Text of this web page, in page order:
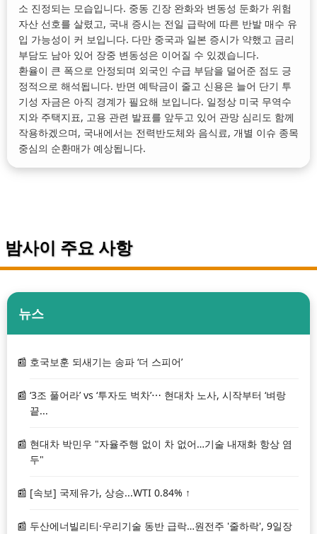
소 진정되는 모습입니다. 중동 긴장 완화와 변동성 둔화가 위험
자산 선호를 살렸고, 국내 증시는 전일 급락에 따른 반발 매수 유
입 가능성이 커 보입니다. 다만 중국과 일본 증시가 약했고 금리
부담도 남아 있어 장중 변동성은 이어질 수 있겠습니다.
환율이 큰 폭으로 안정되며 외국인 수급 부담을 덜어준 점도 긍
정적으로 해석됩니다. 반면 예탁금이 줄고 신용은 늘어 단기 투
기성 자금은 아직 경계가 필요해 보입니다. 일정상 미국 무역수
지와 주택지표, 고용 관련 발표를 앞두고 있어 관망 심리도 함께
작용하겠으며, 국내에서는 전력반도체와 음식료, 개별 이슈 종목
중심의 순환매가 예상됩니다.
밤사이 주요 사항
뉴스
호국보훈 되새기는 송파 ‘더 스피어’
‘3조 풀어라’ vs ‘투자도 벅차’⋯ 현대차 노사, 시작부터 ‘벼랑
끝...
현대차 박민우 "자율주행 없이 차 없어…기술 내재화 항상 염
두"
[속보] 국제유가, 상승...WTI 0.84% ↑
두산에너빌리티·우리기술 동반 급락…원전주 '줄하락', 9일장